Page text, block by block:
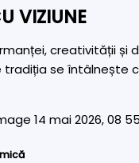
VIZIUNE
creativității și
tradiția se întâlnește